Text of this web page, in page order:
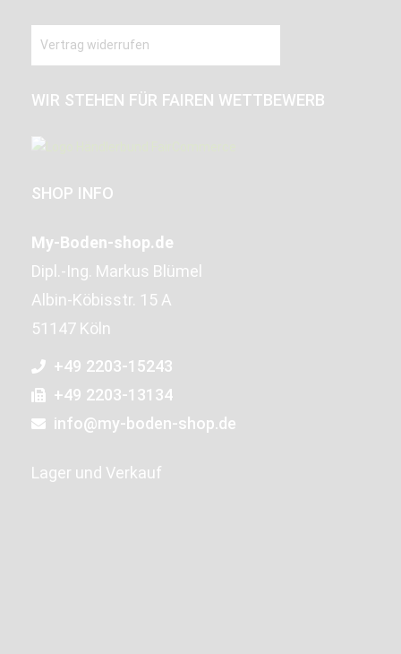
Vertrag widerrufen
WIR STEHEN FÜR FAIREN WETTBEWERB
SHOP INFO
My-Boden-shop.de
Dipl.-Ing. Markus Blümel
Albin-Köbisstr. 15 A
51147 Köln
+49 2203-15243
+49 2203-13134
info@my-boden-shop.de
Lager und Verkauf